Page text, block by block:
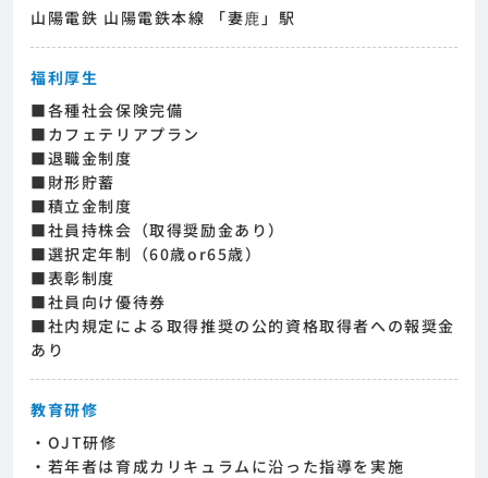
山陽電鉄 山陽電鉄本線 「妻鹿」駅
福利厚生
■各種社会保険完備
■カフェテリアプラン
■退職金制度
■財形貯蓄
■積立金制度
■社員持株会（取得奨励金あり）
■選択定年制（60歳or65歳）
■表彰制度
■社員向け優待券
■社内規定による取得推奨の公的資格取得者への報奨金
あり
教育研修
・OJT研修
・若年者は育成カリキュラムに沿った指導を実施